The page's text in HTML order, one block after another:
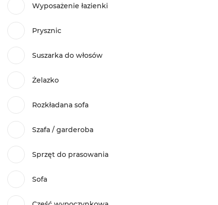
Wyposażenie łazienki
Prysznic
Suszarka do włosów
Żelazko
Rozkładana sofa
Szafa / garderoba
Sprzęt do prasowania
Sofa